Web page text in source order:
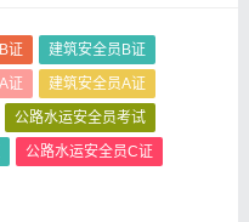
证
建筑安全员B证
证
建筑安全员A证
公路水运安全员考试
公路水运安全员C证